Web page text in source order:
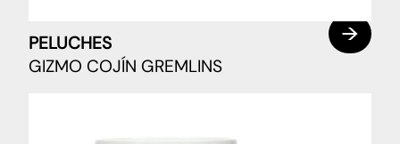
PELUCHES
GIZMO COJÍN GREMLINS